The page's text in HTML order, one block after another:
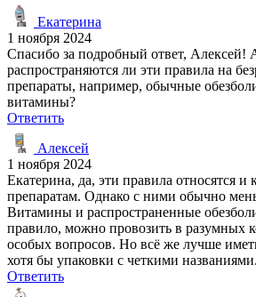
Екатерина
1 ноября 2024
Спасибо за подробный ответ, Алексей!
распространяются ли эти правила на
препараты, например, обычные
витамины?
Ответить
Алексей
1 ноября 2024
Екатерина, да, эти правила относятся и
препаратам. Однако с ними обычно
Витамины и распространенные
правило, можно провозить в разумных
особых вопросов. Но всё же лучше
хотя бы упаковки с четкими названиями.
Ответить